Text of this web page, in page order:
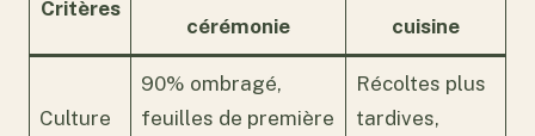
Critères
cérémonie
cuisine
Culture
90% ombragé,
feuilles de première
Récoltes plus
tardives,